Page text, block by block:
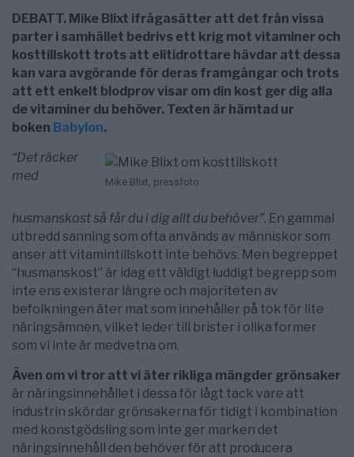
DEBATT. Mike Blixt ifrågasätter att det från vissa
parter i samhället bedrivs ett krig mot vitaminer och
kosttillskott trots att elitidrottare hävdar att dessa
kan vara avgörande för deras framgångar och trots
att ett enkelt blodprov visar om din kost ger dig alla
de vitaminer du behöver. Texten är hämtad ur
boken Babylon.
Mike Blixt, pressfoto
“Det räcker
med
husmanskost så får du i dig allt du behöver”. En gammal
utbredd sanning som ofta används av människor som
anser att vitamintillskott inte behövs. Men begreppet
“husmanskost” är idag ett väldigt luddigt begrepp som
inte ens existerar längre och majoriteten av
befolkningen äter mat som innehåller på tok för lite
näringsämnen, vilket leder till brister i olika former
som vi inte är medvetna om.
Även om vi tror att vi äter rikliga mängder grönsaker
är näringsinnehållet i dessa för lågt tack vare att
industrin skördar grönsakerna för tidigt i kombination
med konstgödsling som inte ger marken det
näringsinnehåll den behöver för att producera